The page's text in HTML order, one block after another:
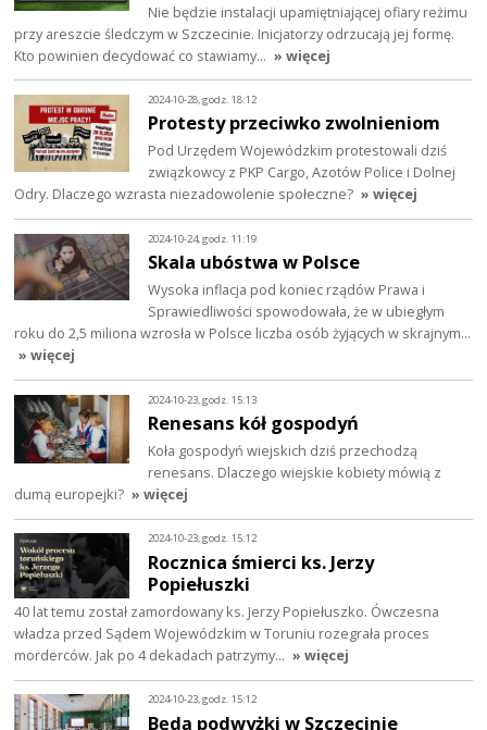
Nie będzie instalacji upamiętniającej ofiary reżimu
przy areszcie śledczym w Szczecinie. Inicjatorzy odrzucają jej formę.
Kto powinien decydować co stawiamy… » więcej
2024-10-28, godz. 18:12
Protesty przeciwko zwolnieniom
Pod Urzędem Wojewódzkim protestowali dziś
związkowcy z PKP Cargo, Azotów Police i Dolnej
Odry. Dlaczego wzrasta niezadowolenie społeczne? » więcej
2024-10-24, godz. 11:19
Skala ubóstwa w Polsce
Wysoka inflacja pod koniec rządów Prawa i
Sprawiedliwości spowodowała, że w ubiegłym
roku do 2,5 miliona wzrosła w Polsce liczba osób żyjących w skrajnym…
» więcej
2024-10-23, godz. 15:13
Renesans kół gospodyń
Koła gospodyń wiejskich dziś przechodzą
renesans. Dlaczego wiejskie kobiety mówią z
dumą europejki? » więcej
2024-10-23, godz. 15:12
Rocznica śmierci ks. Jerzy
Popiełuszki
40 lat temu został zamordowany ks. Jerzy Popiełuszko. Ówczesna
władza przed Sądem Wojewódzkim w Toruniu rozegrała proces
morderców. Jak po 4 dekadach patrzymy… » więcej
2024-10-23, godz. 15:12
Będą podwyżki w Szczecinie